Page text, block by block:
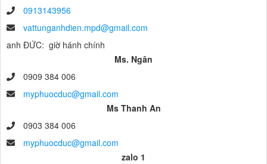
0913143956
vattunganhdien.mpd@gmail.com
anh ĐỨC: giờ hánh chính
Ms. Ngân
0909 384 006
myphuocduc@gmail.com
Ms Thanh An
0903 384 006
myphuocduc@gmail.com
zalo 1